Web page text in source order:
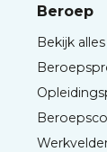
Beroep
Bekijk alles